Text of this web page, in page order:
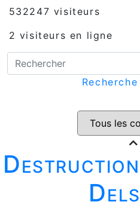
532247 visiteurs
2 visiteurs en ligne